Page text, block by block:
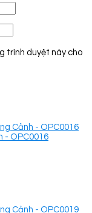
trình duyệt này cho